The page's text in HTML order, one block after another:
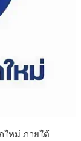
ใหม่ ภายใต้